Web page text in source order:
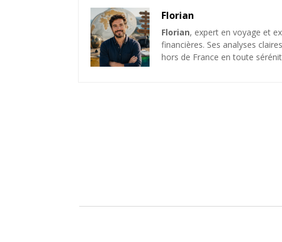
Florian
Florian, expert en voyage et
financières. Ses analyses
hors de France en toute